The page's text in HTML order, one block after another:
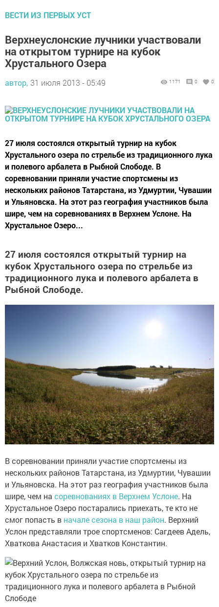
ВЕСТИ ИЗ ПЕРВЫХ УСТ
Верхнеуслонские лучники участвовали
на открытом турнире на кубок
Хрустального Озера
автор, 31 июля 2013 - 05:49 1171 0 0
27 июля состоялся открытый турнир на кубок
Хрустального озера по стрельбе из традиционного лука
и полевого арбалета в Рыбной Слободе. В
соревновании приняли участие спортсмены из
нескольких районов Татарстана, из Удмуртии, Чувашии
и Ульяновска. На этот раз география участников была
шире, чем на соревнованиях в Верхнем Услоне. На
Хрустальное Озеро...
27 июля состоялся открытый турнир на
кубок Хрустального озера по стрельбе из
традиционного лука и полевого арбалета в
Рыбной Слободе.
В соревновании приняли участие спортсмены из
нескольких районов Татарстана, из Удмуртии, Чувашии
и Ульяновска. На этот раз география участников была
шире, чем на соревнованиях в Верхнем Услоне. На
Хрустальное Озеро постарались приехать, те кто не
смог попасть в начале сезона в наш район. Верхний
Услон представляли трое спортсменов: Сагдеев Адель,
Хваткова Анастасия и Хватков Константин.